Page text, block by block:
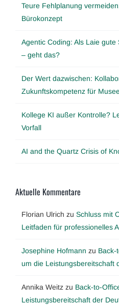
Teure Fehlplanung
Bürokonzept
Agentic Coding: Als Laie
– geht das?
Der Wert dazwischen:
Zukunftskompetenz für
Kollege KI außer Kontrolle?
Vorfall
AI and the Quartz Crisis of
Aktuelle Kommentare
Florian Ulrich zu Schluss mit
Leitfaden für professionelles
Josephine Hofmann zu Back-
um die Leistungsbereitschaft
Annika Weitz zu Back-to-
Leistungsbereitschaft der